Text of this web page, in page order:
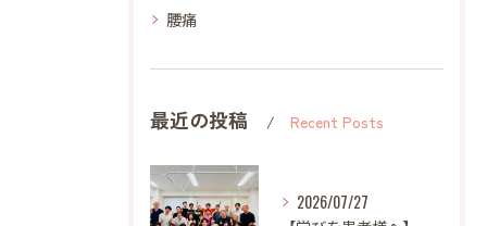
腰痛
最近の投稿 Recent Posts
2026/07/27